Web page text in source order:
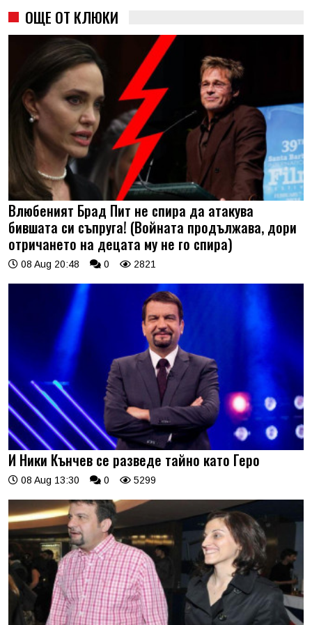
ОЩЕ ОТ КЛЮКИ
Влюбеният Брад Пит не спира да атакува
бившата си съпруга! (Войната продължава, дори
отричането на децата му не го спира)
08 Aug 20:48 0 2821
И Ники Кънчев се разведе тайно като Геро
08 Aug 13:30 0 5299